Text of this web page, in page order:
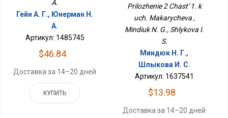
A.
Гейн А. Г., Юнерман Н.
А.
Артикул: 1485745
$46.84
Доставка за 14–20 дней
КУПИТЬ
Prilozhenie 2 Chast' 1. k
uch. Makarycheva ,
Mindiuk N. G., Shlykova I.
S.
Миндюк Н. Г.,
Шлыкова И. С.
Артикул: 1637541
$13.98
Доставка за 14–20 дней